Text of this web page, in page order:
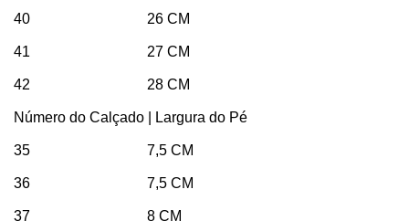
40 26 CM
41 27 CM
42 28 CM
Número do Calçado | Largura do Pé
35 7,5 CM
36 7,5 CM
37 8 CM